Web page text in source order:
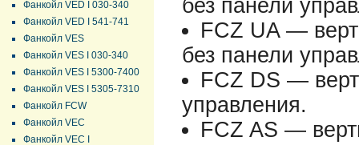
Фанкойл VED I 030-340
Фанкойл VED I 541-741
Фанкойл VES
Фанкойл VES I 030-340
Фанкойл VES I 5300-7400
Фанкойл VES I 5305-7310
Фанкойл FCW
Фанкойл VEC
Фанкойл VEC I
без панели
FCZ UA —
без панели
FCZ DS —
управления.
FCZ AS —